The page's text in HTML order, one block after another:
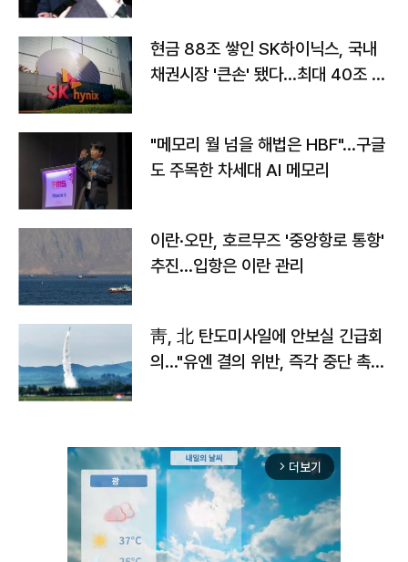
현금 88조 쌓인 SK하이닉스, 국내
채권시장 '큰손' 됐다…최대 40조 투
"메모리 월 넘을 해법은 HBF"…구글
도 주목한 차세대 AI 메모리
이란·오만, 호르무즈 '중앙항로 통항'
추진…입항은 이란 관리
靑, 北 탄도미사일에 안보실 긴급회
의…"유엔 결의 위반, 즉각 중단 촉
arrow_forward_ios 더보기